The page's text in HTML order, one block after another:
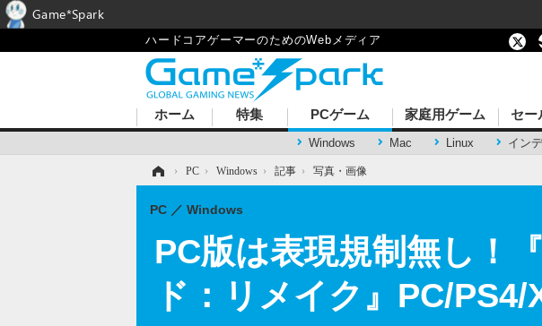
ハードコアゲーマーのためのWebメディア
ホーム 特集 PCゲーム
Windows Mac Linux イン
家庭用ゲーム セー
› PC › Windows › 記事 › 写真・画像
PC版は表現規制無し！
ド：リメイク』PC/
PC Windows
Game*Spark